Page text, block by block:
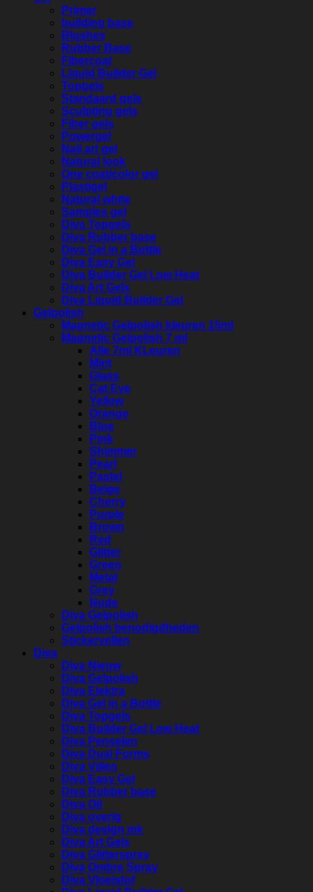
Primer
building base
Blushes
Rubber Base
Fibercoat
Liquid Builder Gel
Topgels
Standaard gels
Sculpting gels
Fiber gels
Powergel
Nail art gel
Natural look
One coat/color gel
Plastigel
Natural white
Samples gel
Diva Topgels
Diva Rubber base
Diva Gel in a Bottle
Diva Easy Gel
Diva Builder Gel Low Heat
Diva Art Gels
Diva Liquid Builder Gel
Gelpolish
Magnetic Gelpolish kleuren 15ml
Magnetic Gelpolish 7 ml
Alle 7ml KLeuren
Mint
Glass
Cat Eye
Yellow
Orange
Blue
Pink
Shimmer
Pearl
Pastel
Beige
Cherry
Purple
Brown
Red
Glitter
Green
Metal
Grey
Nude
Diva Gelpolish
Gelpolish benodigdheden
Stickervellen
Diva
Diva Nieuw
Diva Gelpolish
Diva Elektra
Diva Gel in a Bottle
Diva Topgels
Diva Builder Gel Low Heat
Diva Penselen
Diva Dual Forms
Diva Vijlen
Diva Easy Gel
Diva Rubber base
Diva Oil
Diva overig
Diva design ink
Diva Art Gels
Diva Glitterspray
Diva Ombre Spray
Diva Vloeistof